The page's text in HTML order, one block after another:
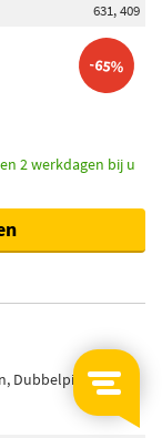
631, 409
-65%
2 werkdagen bij u
Dubbelpijp